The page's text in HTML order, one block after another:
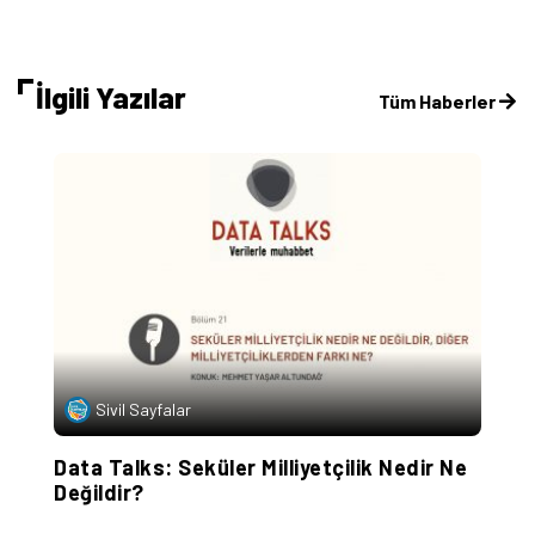
İlgili Yazılar Tüm Haberler
Sivil Sayfalar
Data Talks: Seküler Milliyetçilik Nedir Ne
Değildir?